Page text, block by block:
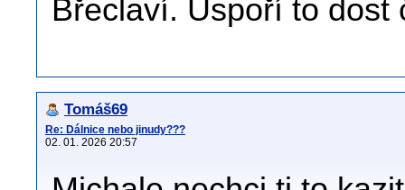
Břeclaví. Uspoří to dost
Tomáš69
Re: Dálnice nebo jinudy???
02. 01. 2026 20:57